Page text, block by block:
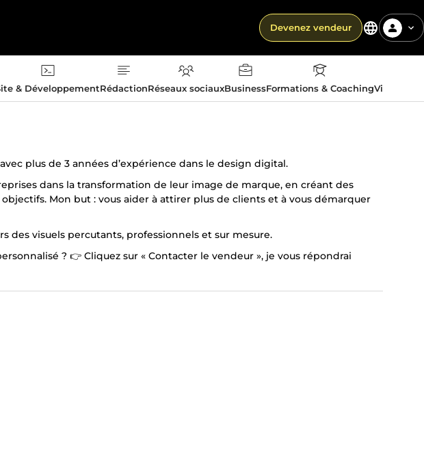
Devenez vendeur
& DéveloppementRédactionRéseaux sociauxBusinessFormations & CoachingVie
plus de 3 années d’expérience dans le design digital.
dans la transformation de leur image de marque, en créant des
Mon but : vous aider à attirer plus de clients et à vous démarquer
des visuels percutants, professionnels et sur mesure.
? 👉 Cliquez sur « Contacter le vendeur », je vous répondrai
chose de remarquable !